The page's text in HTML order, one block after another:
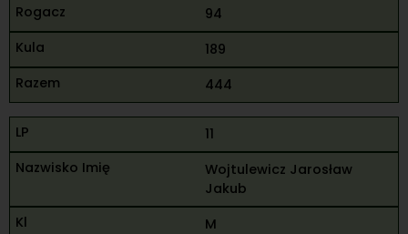
94
189
444
11
Wojtulewicz Jarosław
Jakub
M